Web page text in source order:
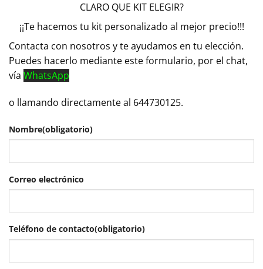
CLARO QUE KIT ELEGIR?
¡¡Te hacemos tu kit personalizado al mejor precio!!!
Contacta con nosotros y te ayudamos en tu elección.
Puedes hacerlo mediante este formulario, por el chat,
vía WhatsApp
o llamando directamente al 644730125.
Nombre(obligatorio)
Correo electrónico
Teléfono de contacto(obligatorio)